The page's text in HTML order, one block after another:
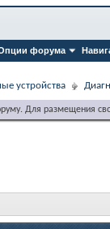
форума
устройства
Для размещения